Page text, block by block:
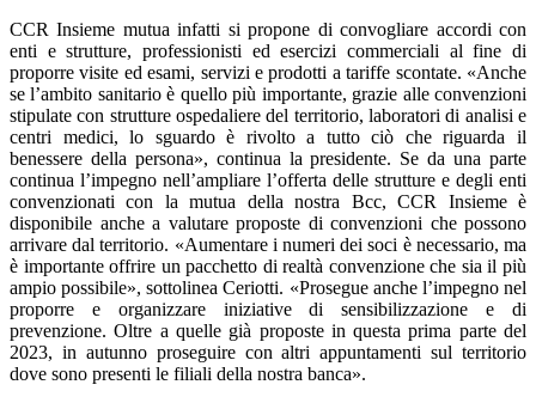
CCR Insieme mutua infatti si propone di convogliare accordi con
enti e strutture, professionisti ed esercizi commerciali al fine di
proporre visite ed esami, servizi e prodotti a tariffe scontate. «Anche
se l’ambito sanitario è quello più importante, grazie alle convenzioni
stipulate con strutture ospedaliere del territorio, laboratori di analisi e
centri medici, lo sguardo è rivolto a tutto ciò che riguarda il
benessere della persona», continua la presidente. Se da una parte
continua l’impegno nell’ampliare l’offerta delle strutture e degli enti
convenzionati con la mutua della nostra Bcc, CCR Insieme è
disponibile anche a valutare proposte di convenzioni che possono
arrivare dal territorio. «Aumentare i numeri dei soci è necessario, ma
è importante offrire un pacchetto di realtà convenzione che sia il più
ampio possibile», sottolinea Ceriotti. «Prosegue anche l’impegno nel
proporre e organizzare iniziative di sensibilizzazione e di
prevenzione. Oltre a quelle già proposte in questa prima parte del
2023, in autunno proseguire con altri appuntamenti sul territorio
dove sono presenti le filiali della nostra banca».